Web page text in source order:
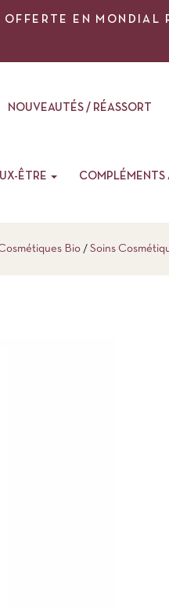
EN MONDIAL
NOUVEAUTÉS / RÉASSORT
ÊTRE COMPLÉMENTS
Bio Soins